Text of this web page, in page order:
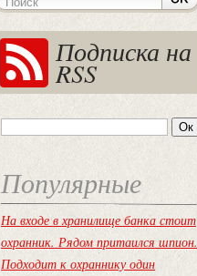
Подписка на
RSS
Популярные
На входе в хранилище банка стоит
охранник. Рядом притаился шпион.
Подходит к охраннику один